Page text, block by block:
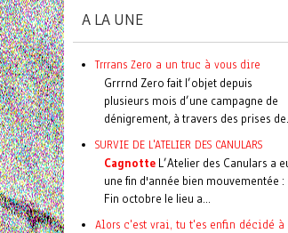
A LA UNE
Trrrans Zero a un truc à vous dire
Grrrnd Zero fait l’objet depuis
plusieurs mois d’une campagne de
dénigrement, à travers des prises de...
SURVIE DE L'ATELIER DES CANULARS
Cagnotte L’Atelier des Canulars a
une fin d'année bien mouvementée :
Fin octobre le lieu a...
Alors c'est vrai, tu t'es enfin décidé à